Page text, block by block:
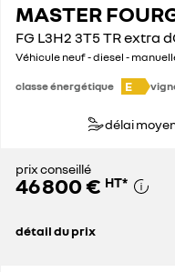
MASTER
FG L3H2 3T5 TR extra
Véhicule neuf - diesel -
classe énergétique E
délai
prix conseillé
46 800 € HT*
détail du prix